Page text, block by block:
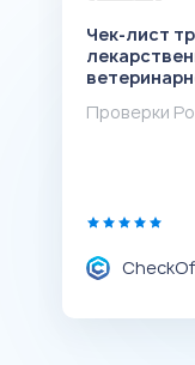
Чек-лист
Проверки